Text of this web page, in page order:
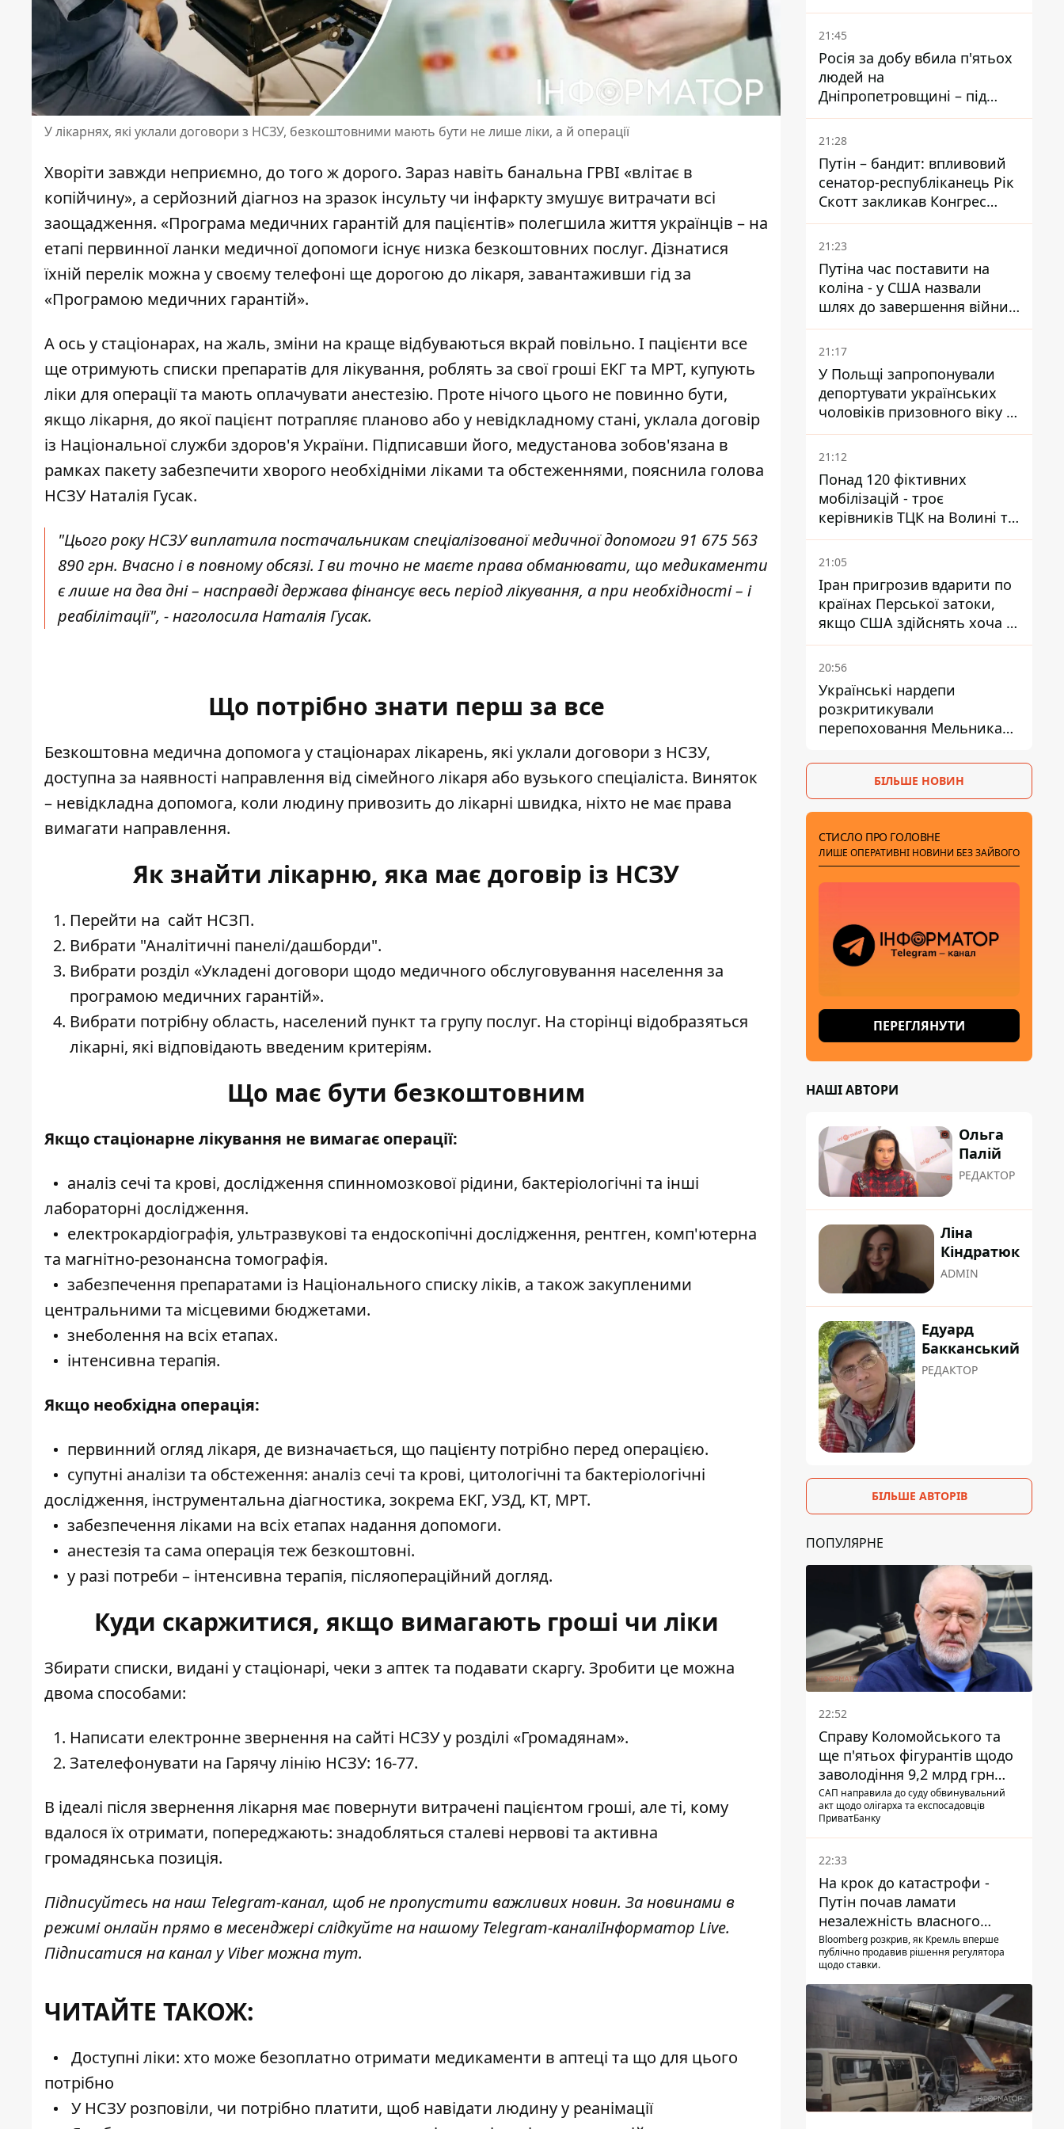
У лікарнях, які уклали договори з НСЗУ, безкоштовними мають бути не лише ліки, а й операції
Хворіти завжди неприємно, до того ж дорого. Зараз навіть банальна ГРВІ «влітає в
копійчину», а серйозний діагноз на зразок інсульту чи інфаркту змушує витрачати всі
заощадження. «Програма медичних гарантій для пацієнтів» полегшила життя українців – на
етапі первинної ланки медичної допомоги існує низка безкоштовних послуг. Дізнатися
їхній перелік можна у своєму телефоні ще дорогою до лікаря, завантаживши гід за
«Програмою медичних гарантій».
А ось у стаціонарах, на жаль, зміни на краще відбуваються вкрай повільно. І пацієнти все
ще отримують списки препаратів для лікування, роблять за свої гроші ЕКГ та МРТ, купують
ліки для операції та мають оплачувати анестезію. Проте нічого цього не повинно бути,
якщо лікарня, до якої пацієнт потрапляє планово або у невідкладному стані, уклала договір
із Національної служби здоров'я України. Підписавши його, медустанова зобов'язана в
рамках пакету забезпечити хворого необхідніми ліками та обстеженнями, пояснила голова
НСЗУ Наталія Гусак.
"Цього року НСЗУ виплатила постачальникам спеціалізованої медичної допомоги 91 675 563
890 грн. Вчасно і в повному обсязі. І ви точно не маєте права обманювати, що медикаменти
є лише на два дні – насправді держава фінансує весь період лікування, а при необхідності – і
реабілітації", - наголосила Наталія Гусак.
Що потрібно знати перш за все
Безкоштовна медична допомога у стаціонарах лікарень, які уклали договори з НСЗУ,
доступна за наявності направлення від сімейного лікаря або вузького спеціаліста. Виняток
– невідкладна допомога, коли людину привозить до лікарні швидка, ніхто не має права
вимагати направлення.
Як знайти лікарню, яка має договір із НСЗУ
Перейти на сайт НСЗП.
Вибрати "Аналітичні панелі/дашборди".
Вибрати розділ «Укладені договори щодо медичного обслуговування населення за
програмою медичних гарантій».
Вибрати потрібну область, населений пункт та групу послуг. На сторінці відобразяться
лікарні, які відповідають введеним критеріям.
Що має бути безкоштовним
Якщо стаціонарне лікування не вимагає операції:
аналіз сечі та крові, дослідження спинномозкової рідини, бактеріологічні та інші
лабораторні дослідження.
електрокардіографія, ультразвукові та ендоскопічні дослідження, рентген, комп'ютерна
та магнітно-резонансна томографія.
забезпечення препаратами із Національного списку ліків, а також закупленими
центральними та місцевими бюджетами.
знеболення на всіх етапах.
інтенсивна терапія.
Якщо необхідна операція:
первинний огляд лікаря, де визначається, що пацієнту потрібно перед операцією.
супутні аналізи та обстеження: аналіз сечі та крові, цитологічні та бактеріологічні
дослідження, інструментальна діагностика, зокрема ЕКГ, УЗД, КТ, МРТ.
забезпечення ліками на всіх етапах надання допомоги.
анестезія та сама операція теж безкоштовні.
у разі потреби – інтенсивна терапія, післяопераційний догляд.
Куди скаржитися, якщо вимагають гроші чи ліки
Збирати списки, видані у стаціонарі, чеки з аптек та подавати скаргу. Зробити це можна
двома способами:
Написати електронне звернення на сайті НСЗУу розділі «Громадянам».
Зателефонувати на Гарячу лінію НСЗУ: 16-77.
В ідеалі після звернення лікарня має повернути витрачені пацієнтом гроші, але ті, кому
вдалося їх отримати, попереджають: знадобляться сталеві нервові та активна
громадянська позиція.
Підписуйтесь на наш Telegram-канал, щоб не пропустити важливих новин. За новинами в
режимі онлайн прямо в месенджері слідкуйте на нашому Telegram-каналіІнформатор Live.
Підписатися на канал у Viber можнатут.
ЧИТАЙТЕ ТАКОЖ:
Доступні ліки: хто може безоплатно отримати медикаменти в аптеці та що для цього
потрібно
У НСЗУ розповіли, чи потрібно платити, щоб навідати людину у реанімації
біль – він очолив народне
голосування
21:45
Росія за добу вбила п'ятьох
людей на
Дніпропетровщині – під
ударами опинилися п'ять
районів області
21:28
Путін – бандит: впливовий
сенатор-республіканець Рік
Скотт закликав Конгрес
притягнути РФ до
відповідальності за війну в
Україні
21:23
Путіна час поставити на
коліна - у США назвали
шлях до завершення війни -
National Security Journal
21:17
У Польщі запропонували
депортувати українських
чоловіків призовного віку -
кого це може торкнутися
21:12
Понад 120 фіктивних
мобілізацій - троє
керівників ТЦК на Волині та
Буковині отримали підозри
за фейкові звіти
21:05
Іран пригрозив вдарити по
країнах Перської затоки,
якщо США здійснять хоча б
одну атаку - Reuters
20:56
Українські нардепи
розкритикували
перепоховання Мельника
ізоляції
БІЛЬШЕ НОВИН
СТИСЛО ПРО ГОЛОВНЕ
ЛИШЕ ОПЕРАТИВНІ НОВИНИ БЕЗ ЗАЙВОГО
ПЕРЕГЛЯНУТИ
НАШІ АВТОРИ
Ольга
Палій
РЕДАКТОР
Ліна
Кіндратюк
ADMIN
Едуард
Бакканський
РЕДАКТОР
БІЛЬШЕ АВТОРІВ
ПОПУЛЯРНЕ
22:52
Справу Коломойського та
ще п'ятьох фігурантів щодо
заволодіння 9,2 млрд грн
ПриватБанку скерували до
суду
САП направила до суду обвинувальний
акт щодо олігарха та експосадовців
ПриватБанку
22:33
На крок до катастрофи -
Путін почав ламати
незалежність власного
Центробанку, змусивши
знизити базову ставку
Bloomberg розкрив, як Кремль вперше
публічно продавив рішення регулятора
щодо ставки.